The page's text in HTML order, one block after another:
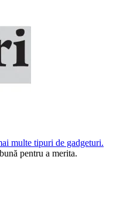
multe tipuri de gadgeturi.
pentru a merita.